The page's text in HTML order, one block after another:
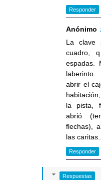
Responder
Anónimo
La clave
cuadro,
espadas.
abrir el
la pista,
abrió
flechas),
las
Responder
Respuestas